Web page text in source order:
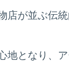
が並ぶ伝統
地となり、